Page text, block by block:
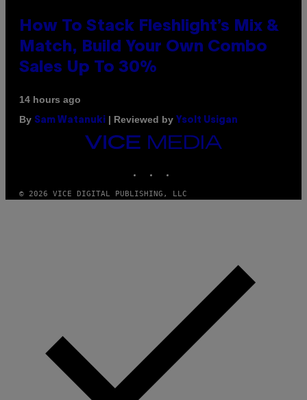
How To Stack Fleshlight’s Mix &
Match, Build Your Own Combo
Sales Up To 30%
14 hours ago
By Sam Watanuki | Reviewed by Ysolt Usigan
VICE
MEDIA
© 2026 VICE DIGITAL PUBLISHING, LLC